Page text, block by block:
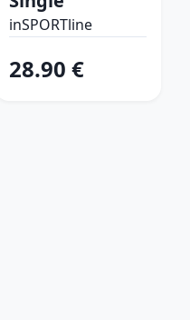
ZÁVESNÉ SYSTÉMY |
ZÁVESNÉ ADAPTÉRY
inSPORTline
28.90 €